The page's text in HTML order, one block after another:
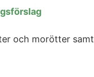
och morötter samt